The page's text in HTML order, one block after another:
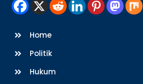
Home
Politik
Hukum